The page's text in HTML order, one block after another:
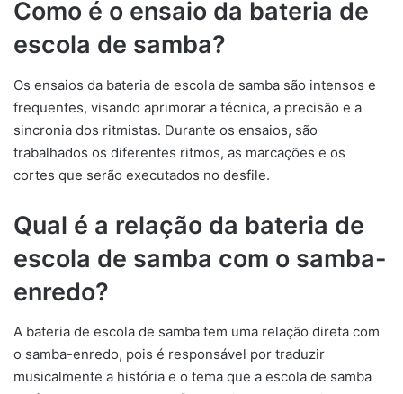
Como é o ensaio da bateria de
escola de samba?
Os ensaios da bateria de escola de samba são intensos e
frequentes, visando aprimorar a técnica, a precisão e a
sincronia dos ritmistas. Durante os ensaios, são
trabalhados os diferentes ritmos, as marcações e os
cortes que serão executados no desfile.
Qual é a relação da bateria de
escola de samba com o samba-
enredo?
A bateria de escola de samba tem uma relação direta com
o samba-enredo, pois é responsável por traduzir
musicalmente a história e o tema que a escola de samba